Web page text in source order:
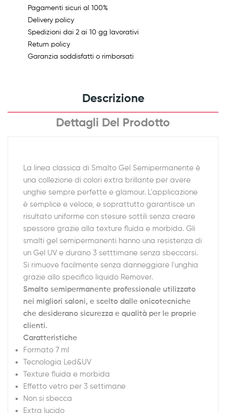
Pagamenti sicuri al 100%
Delivery policy
Spedizioni dai 2 ai 10 gg lavorativi
Return policy
Garanzia soddisfatti o rimborsati
Descrizione
Dettagli Del Prodotto
La linea classica di Smalto Gel Semipermanente è
una collezione di colori extra brillante per avere
unghie sempre perfette e glamour. L'applicazione
è semplice e veloce, e soprattutto garantisce un
risultato uniforme con stesure sottili senza creare
spessore grazie alla texture fluida e morbida. Gli
smalti gel semipermanenti hanno una resistenza di
un Gel UV e durano 3 setttimane senza sbeccarsi.
Si rimuove facilmente senza danneggiare l'unghia
grazie allo specifico liquido Remover.
Smalto semipermanente professionale utilizzato
nei migliori saloni, e scelto dalle onicotecniche
che desiderano sicurezza e qualità per le proprie
clienti.
Caratteristiche
Formato 7 ml
Tecnologia Led&UV
Texture fluida e morbida
Effetto vetro per 3 settimane
Non si sbecca
Extra lucido